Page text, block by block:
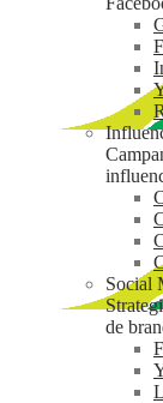
Social
de